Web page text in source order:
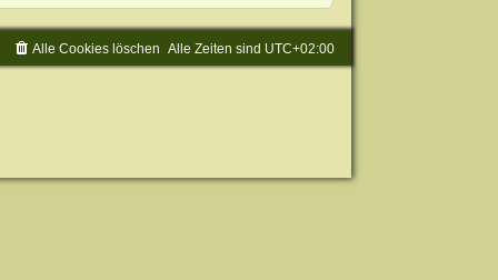
Alle Zeiten sind UTC+02:00
Alle Cookies löschen